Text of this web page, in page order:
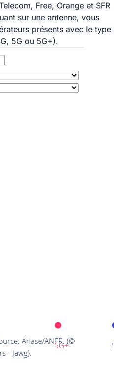
Free, Orange et SFR
sur une antenne, vous
présents avec le type
5G ou 5G+).